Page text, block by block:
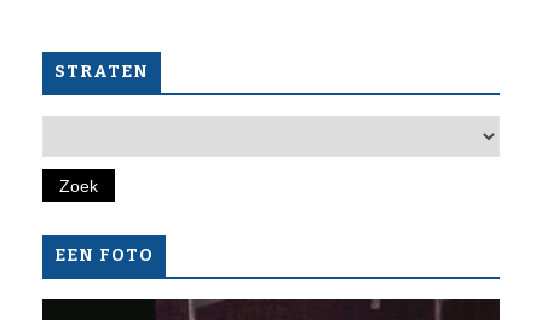
STRATEN
EEN FOTO